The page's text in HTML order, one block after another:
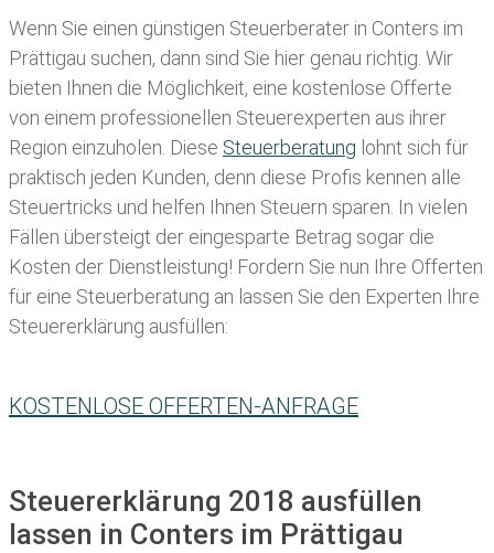
Wenn Sie einen günstigen Steuerberater in Conters im
Prättigau suchen, dann sind Sie hier genau richtig. Wir
bieten Ihnen die Möglichkeit, eine kostenlose Offerte
von einem professionellen Steuerexperten aus ihrer
Region einzuholen. Diese Steuerberatung lohnt sich für
praktisch jeden Kunden, denn diese Profis kennen alle
Steuertricks und helfen Ihnen Steuern sparen. In vielen
Fällen übersteigt der eingesparte Betrag sogar die
Kosten der Dienstleistung! Fordern Sie nun Ihre Offerten
für eine Steuerberatung an lassen Sie den Experten Ihre
Steuererklärung ausfüllen:
KOSTENLOSE OFFERTEN-ANFRAGE
Steuererklärung 2018 ausfüllen
lassen in Conters im Prättigau